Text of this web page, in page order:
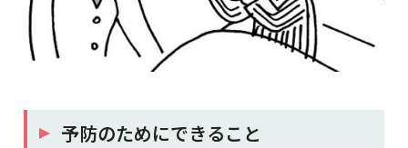
予防のためにできること